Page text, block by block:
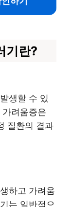
기란?
생할 수 있
려움증은
질환의 결과
하고 가려움
는 일반적으